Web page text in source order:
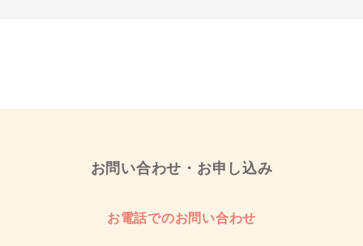
お問い合わせ・お申し込み
お電話でのお問い合わせ